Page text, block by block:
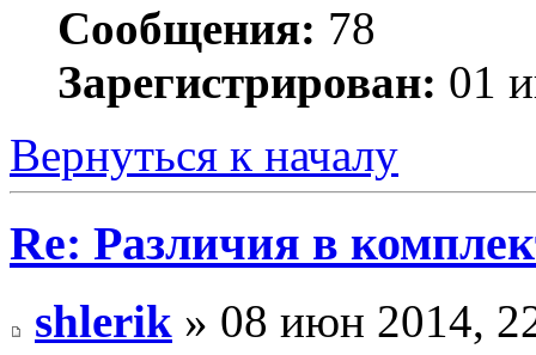
Сообщения: 78
Зарегистрирован: 01
Вернуться к началу
Re: Различия в
shlerik » 08 июн 2014,